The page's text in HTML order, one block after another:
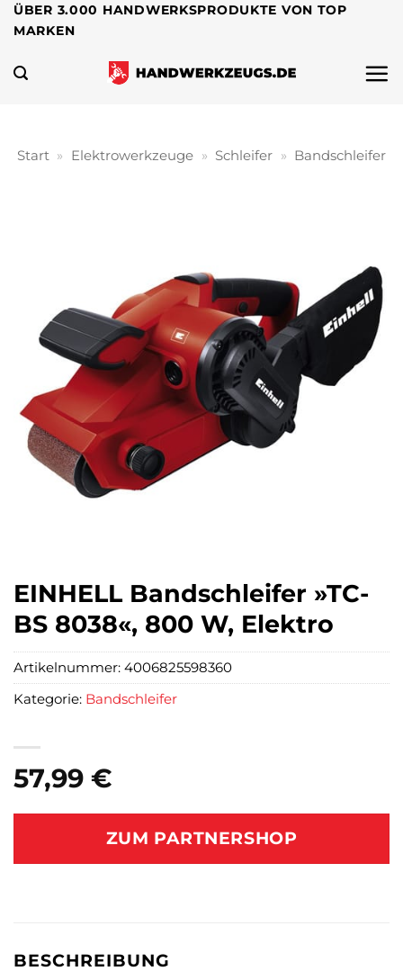
Zum
Inhalt
springen
ÜBER 3.000 HANDWERKSPRODUKTE VON TOP
MARKEN
Start » Elektrowerkzeuge » Schleifer » Bandschleifer
EINHELL Bandschleifer »TC-
BS 8038«, 800 W, Elektro
57,99 €
ZUM PARTNERSHOP
Artikelnummer: 4006825598360
Kategorie: Bandschleifer
BESCHREIBUNG